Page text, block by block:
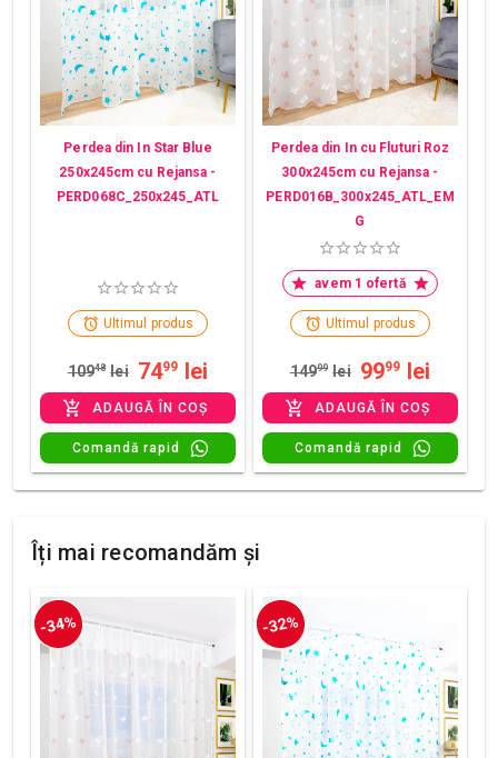
Perdea din In Star Blue
250x245cm cu Rejansa -
PERD068C_250x245_ATL
Ultimul produs
10948 lei 7499 lei
ADAUGĂ ÎN COȘ
Comandă rapid
Perdea din In cu Fluturi Roz
300x245cm cu Rejansa -
PERD016B_300x245_ATL_EM
G
avem 1 ofertă
Ultimul produs
14999 lei 9999 lei
ADAUGĂ ÎN COȘ
Comandă rapid
Îți mai recomandăm și
-34% -32%